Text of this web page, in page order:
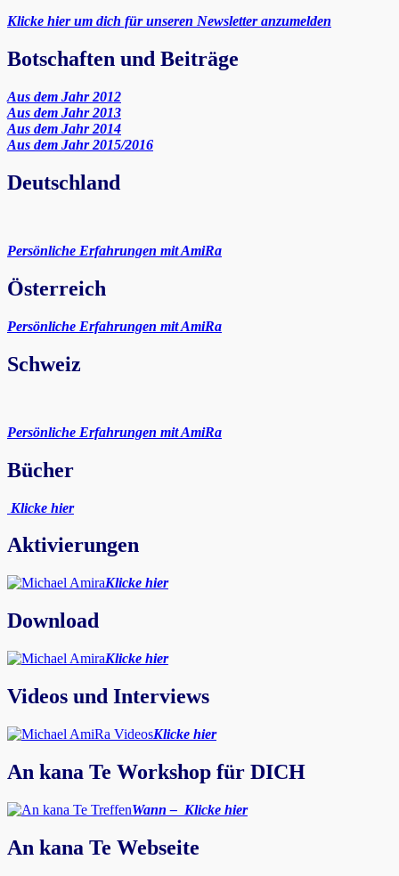
Klicke hier um dich für unseren Newsletter anzumelden
Botschaften und Beiträge
Aus dem Jahr 2012
Aus dem Jahr 2013
Aus dem Jahr 2014
Aus dem Jahr 2015/2016
Deutschland
Persönliche Erfahrungen mit AmiRa
Österreich
Persönliche Erfahrungen mit AmiRa
Schweiz
Persönliche Erfahrungen mit AmiRa
Bücher
Klicke hier
Aktivierungen
Klicke hier
Download
Klicke hier
Videos und Interviews
Klicke hier
An kana Te Workshop für DICH
Wann – Klicke hier
An kana Te Webseite